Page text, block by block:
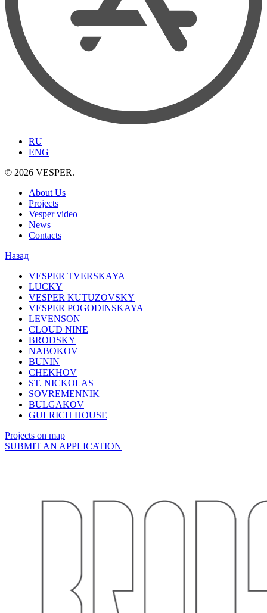
RU
ENG
© 2026 VESPER.
About Us
Projects
Vesper video
News
Contacts
Назад
VESPER TVERSKAYA
LUCKY
VESPER KUTUZOVSKY
VESPER POGODINSKAYA
LEVENSON
CLOUD NINE
BRODSKY
NABOKOV
BUNIN
CHEKHOV
ST. NICKOLAS
SOVREMENNIK
BULGAKOV
GULRICH HOUSE
Projects on map
SUBMIT AN APPLICATION